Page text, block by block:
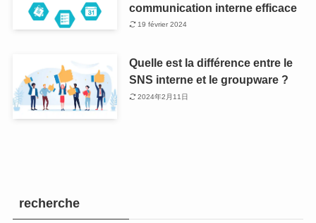
communication interne efficace
19 février 2024
Quelle est la différence entre le
SNS interne et le groupware ?
2024年2月11日
recherche